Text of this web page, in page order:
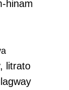
hinam
litrato